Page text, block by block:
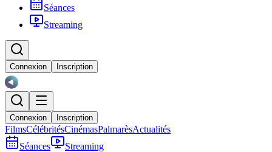
Séances
Streaming
Connexion Inscription
Connexion Inscription
FilmsCélébritésCinémasPalmarèsActualités
Séances
Streaming